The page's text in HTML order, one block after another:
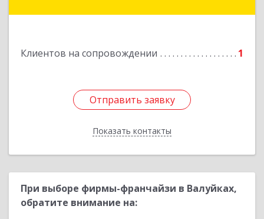
Клиентов на сопровождении 1
Отправить заявку
Показать контакты
Отправить заявку
Назад
При выборе фирмы-франчайзи в Валуйках,
обратите внимание на: